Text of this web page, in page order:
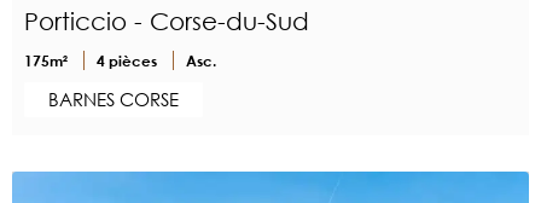
Porticcio - Corse-du-Sud
175m² 4 pièces Asc.
BARNES CORSE